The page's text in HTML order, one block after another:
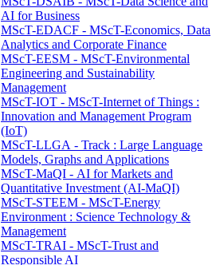
AI for Business
MScT-EDACF - MScT-Economics, Data
Analytics and Corporate Finance
MScT-EESM - MScT-Environmental
Engineering and Sustainability
Management
MScT-IOT - MScT-Internet of Things :
Innovation and Management Program
(IoT)
MScT-LLGA - Track : Large Language
Models, Graphs and Applications
MScT-MaQI - AI for Markets and
Quantitative Investment (AI-MaQI)
MScT-STEEM - MScT-Energy
Environment : Science Technology &
Management
MScT-TRAI - MScT-Trust and
Responsible AI